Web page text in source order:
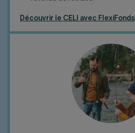
Découvrir le CELI avec FlexiFonds